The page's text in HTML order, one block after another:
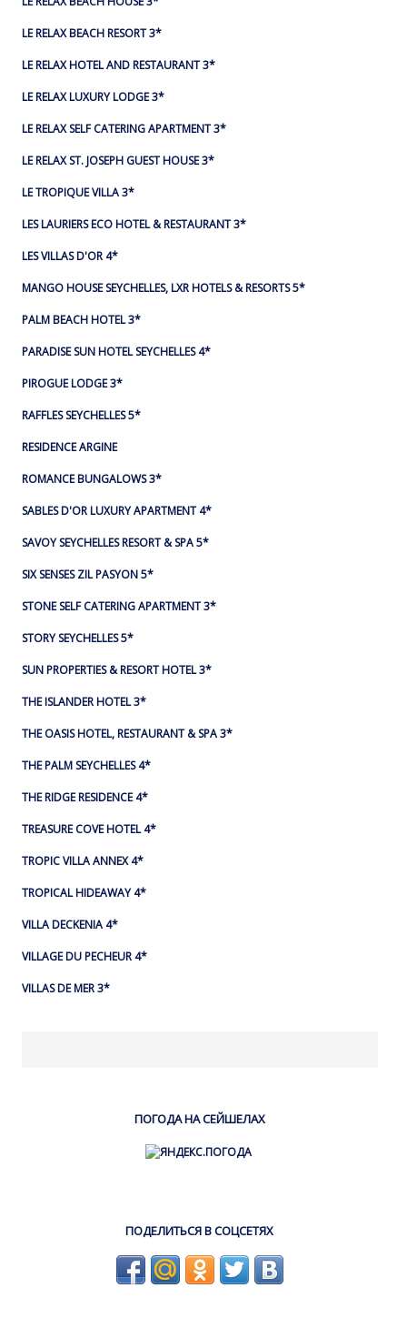
LE RELAX BEACH RESORT 3*
LE RELAX HOTEL AND RESTAURANT 3*
LE RELAX LUXURY LODGE 3*
LE RELAX SELF CATERING APARTMENT 3*
LE RELAX ST. JOSEPH GUEST HOUSE 3*
LE TROPIQUE VILLA 3*
LES LAURIERS ECO HOTEL & RESTAURANT 3*
LES VILLAS D'OR 4*
MANGO HOUSE SEYCHELLES, LXR HOTELS & RESORTS 5*
PALM BEACH HOTEL 3*
PARADISE SUN HOTEL SEYCHELLES 4*
PIROGUE LODGE 3*
RAFFLES SEYCHELLES 5*
RESIDENCE ARGINE
ROMANCE BUNGALOWS 3*
SABLES D'OR LUXURY APARTMENT 4*
SAVOY SEYCHELLES RESORT & SPA 5*
SIX SENSES ZIL PASYON 5*
STONE SELF CATERING APARTMENT 3*
STORY SEYCHELLES 5*
SUN PROPERTIES & RESORT HOTEL 3*
THE ISLANDER HOTEL 3*
THE OASIS HOTEL, RESTAURANT & SPA 3*
THE PALM SEYCHELLES 4*
THE RIDGE RESIDENCE 4*
TREASURE COVE HOTEL 4*
TROPIC VILLA ANNEX 4*
TROPICAL HIDEAWAY 4*
VILLA DECKENIA 4*
VILLAGE DU PECHEUR 4*
VILLAS DE MER 3*
ПОГОДА НА СЕЙШЕЛАХ
ПОДЕЛИТЬСЯ В СОЦСЕТЯХ